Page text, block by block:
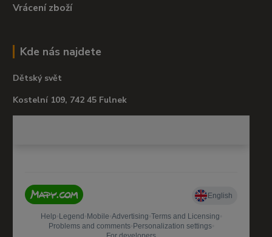
Vrácení zboží
Kde nás najdete
Dětský svět
Kostelní 109, 742 45 Fulnek